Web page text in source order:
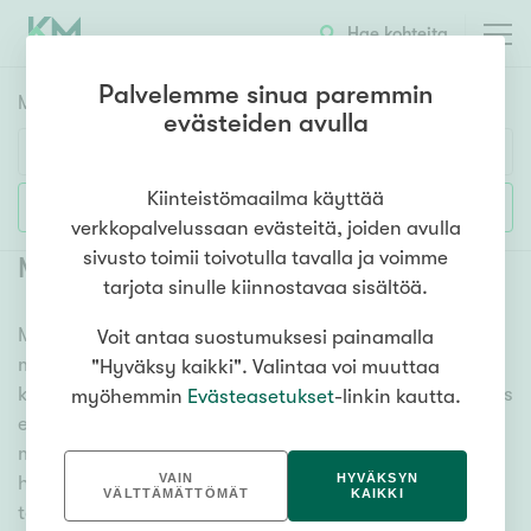
Hae kohteita
Myyntikohteet
Huoneluku
1h 2h 3h 4h 5h+
Asuntotyyppi
Kerros-/luhtitalo
Rivitalo/paritalo
Omakoti-/erillistalo
Maa- tai metsätila
Lisää hakuehtoja
Myytävät autotallit Helsinki (12)
Meiltä löydät myytävät autotallit Helsinki, oli tarpeesi
mikä vain! Tuhansien kohteiden ja satojen
kiinteistönvälittäjien verkostomme auttaa sinua kenties
elämäsi tärkeimmässä päätöksessä. Katso alta kaikki
myytävät autotallit Helsinki. Hyödynnä myös kätevää
hakutyökaluamme, jonka avulla löydät omien
toiveidesi mukaisen kodin.
Palvelemme sinua paremmin
evästeiden avulla
Kiinteistömaailma käyttää
verkkopalvelussaan evästeitä, joiden avulla
sivusto toimii toivotulla tavalla ja voimme
tarjota sinulle kiinnostavaa sisältöä.
Voit antaa suostumuksesi painamalla
"Hyväksy kaikki". Valintaa voi muuttaa
myöhemmin Evästeasetukset-linkin kautta.
VAIN
VÄLTTÄMÄTTÖMÄT
HYVÄKSYN
KAIKKI